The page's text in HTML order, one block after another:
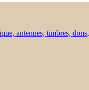
antennes, timbres, dons,